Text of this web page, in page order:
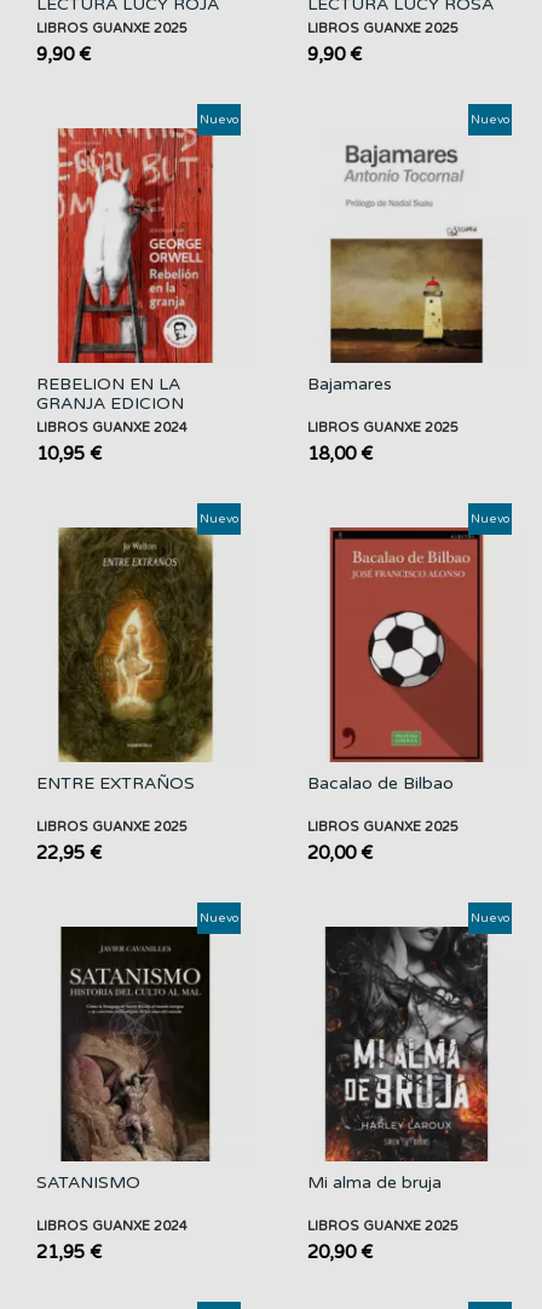
LECTURA LUCY ROJA
LIBROS GUANXE 2025
9,90 €
LECTURA LUCY ROSA
LIBROS GUANXE 2025
9,90 €
REBELION EN LA
GRANJA EDICION
ESCOLAR...
LIBROS GUANXE 2024
10,95 €
Nuevo
Bajamares
LIBROS GUANXE 2025
18,00 €
Nuevo
ENTRE EXTRAÑOS
LIBROS GUANXE 2025
22,95 €
Nuevo
Bacalao de Bilbao
LIBROS GUANXE 2025
20,00 €
Nuevo
SATANISMO
LIBROS GUANXE 2024
21,95 €
Nuevo
Mi alma de bruja
LIBROS GUANXE 2025
20,90 €
Nuevo